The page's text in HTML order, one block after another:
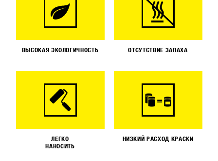
ВЫСОКАЯ ЭКОЛОГИЧНОСТЬ ОТСУТСТВИЕ ЗАПАХА
ЛЕГКО
НАНОСИТЬ
НИЗКИЙ РАСХОД КРАСКИ